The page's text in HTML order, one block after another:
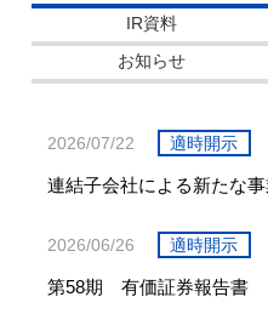
IR資料
お知らせ
2026/07/22 適時開示
連結子会社による新たな
2026/06/26 適時開示
第58期 有価証券報告書